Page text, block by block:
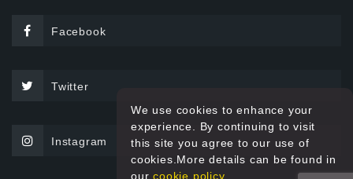
Facebook
Twitter
Instagram
We use cookies to enhance your
experience. By continuing to visit
this site you agree to our use of
cookies.More details can be found in
ourcookie policy.